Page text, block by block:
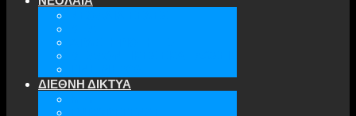
ΔΙΕΘΝΗ ΔΙΚΤΥΑ